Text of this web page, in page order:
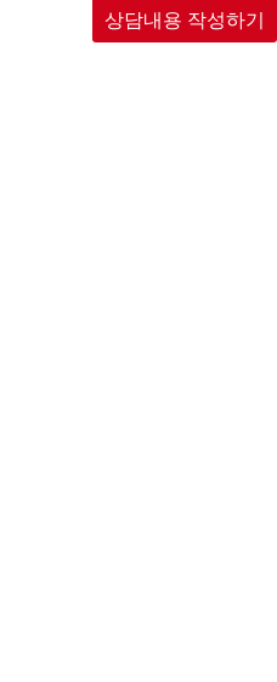
상담내용 작성하기